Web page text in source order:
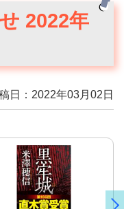
2022年
日：2022年03月02日